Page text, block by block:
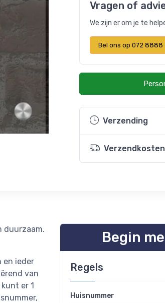
Vragen of
We zijn er om je te
Bel ons op 072 8888
Verzending
Verzendkosten
duurzaam.
en ieder
van
er 1
Begin
Regels
Huisnummer